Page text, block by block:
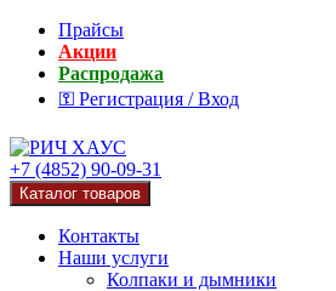
Прайсы
Акции
Распродажа
⚿ Регистрация / Вход
+7 (4852) 90-09-31
Каталог товаров
Контакты
Наши услуги
Колпаки и дымники